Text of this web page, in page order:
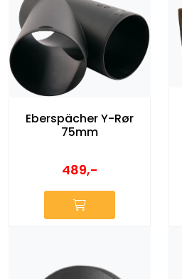
Eberspächer Y-Rør
75mm
489,-